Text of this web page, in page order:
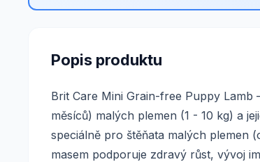
Popis produktu
Brit Care Mini Grain-free Puppy
měsíců) malých plemen (1 - 10 kg) a
speciálně pro štěňata malých plemen
masem podporuje zdravý růst, vývoj